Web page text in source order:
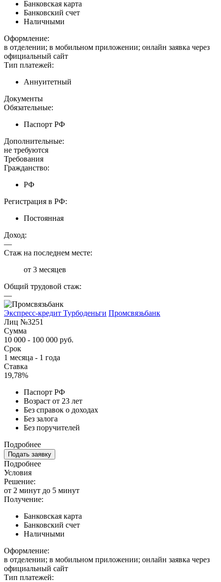
Банковская карта
Банковский счет
Наличными
Оформление:
в отделении; в мобильном приложении; онлайн заявка через
официальный сайт
Тип платежей:
Аннуитетный
Документы
Обязательные:
Паспорт РФ
Дополнительные:
не требуются
Требования
Гражданство:
РФ
Регистрация в РФ:
Постоянная
Доход:
—
Стаж на последнем месте:
от 3 месяцев
Общий трудовой стаж:
—
Экспресс-кредит Турбоденьги Промсвязьбанк
Лиц №3251
Сумма
10 000 - 100 000 руб.
Срок
1 месяца - 1 года
Ставка
19,78%
Паспорт РФ
Возраст от 23 лет
Без справок о доходах
Без залога
Без поручителей
Подробнее
Подать заявку
Подробнее
Условия
Решение:
от 2 минут до 5 минут
Получение:
Банковская карта
Банковский счет
Наличными
Оформление:
в отделении; в мобильном приложении; онлайн заявка через
официальный сайт
Тип платежей: